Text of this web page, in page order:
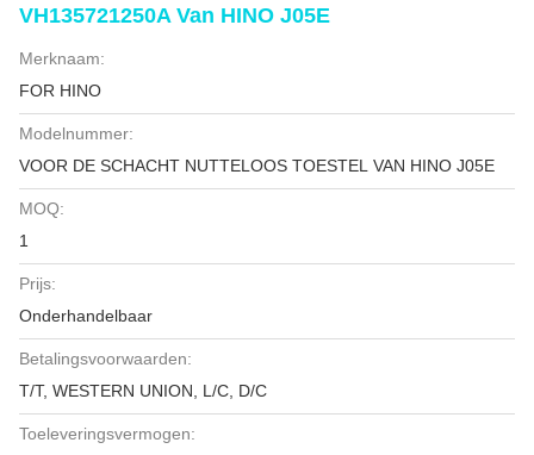
VH135721250A Van HINO J05E
Merknaam:
FOR HINO
Modelnummer:
VOOR DE SCHACHT NUTTELOOS TOESTEL VAN HINO J05E
MOQ:
1
Prijs:
Onderhandelbaar
Betalingsvoorwaarden:
T/T, WESTERN UNION, L/C, D/C
Toeleveringsvermogen: